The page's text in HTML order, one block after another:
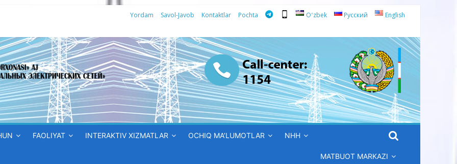
Yordam Savol-Javob Kontaktlar Pochta Oʻzbek Русский English
FAOLIYAT INTERAKTIV XIZMATLAR OCHIQ MA’LUMOTLAR NHH
MATBUOT MARKAZI